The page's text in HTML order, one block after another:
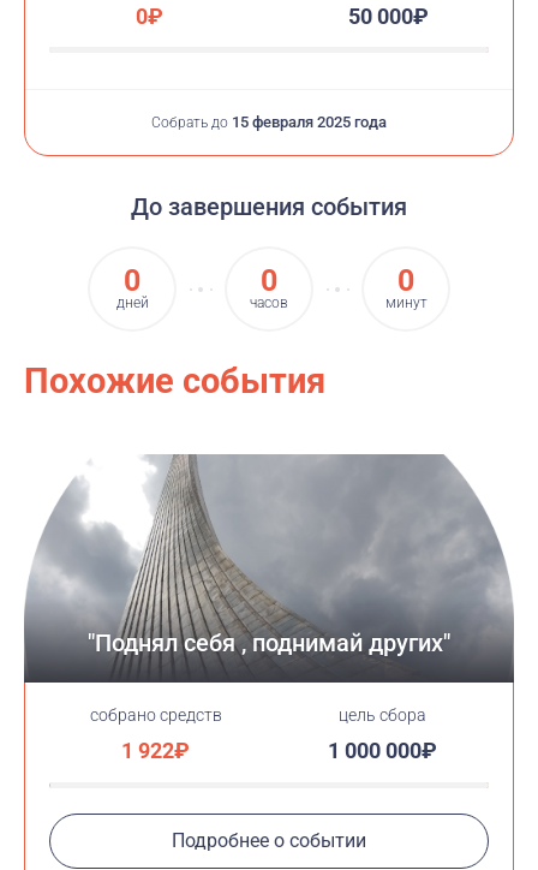
пожалуйста!!
0₽ 50 000₽
Собрать до 15 февраля 2025 года
До завершения события
0
дней
0
часов
0
минут
Похожие события
"Поднял себя , поднимай других"
cобрано средств
1 922₽
цель сбора
1 000 000₽
Подробнее о событии